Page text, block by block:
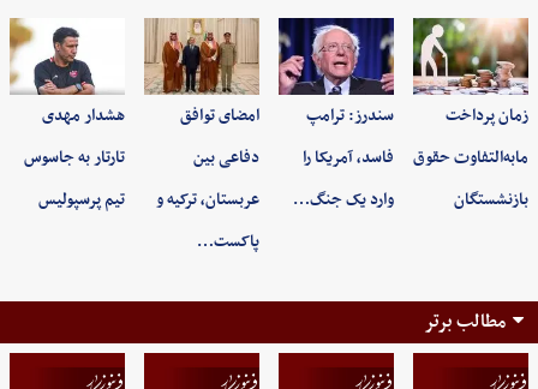
زمان پرداخت
مابه‌التفاوت حقوق
بازنشستگان
سندرز: ترامپ
فاسد، آمریکا را
وارد یک جنگ…
امضای توافق
دفاعی بین
عربستان، ترکیه و
پاکست…
هشدار مهدی
تارتار به جاسوس
تیم پرسپولیس
مطالب برتر